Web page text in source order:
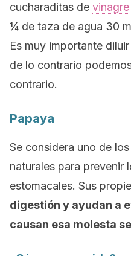
cucharaditas de
¼ de taza de agua 30
Es muy importante
de lo contrario
contrario.
Papaya
Se considera uno de
naturales para prevenir
estomacales. Sus
digestión y ayudan a
causan esa molesta